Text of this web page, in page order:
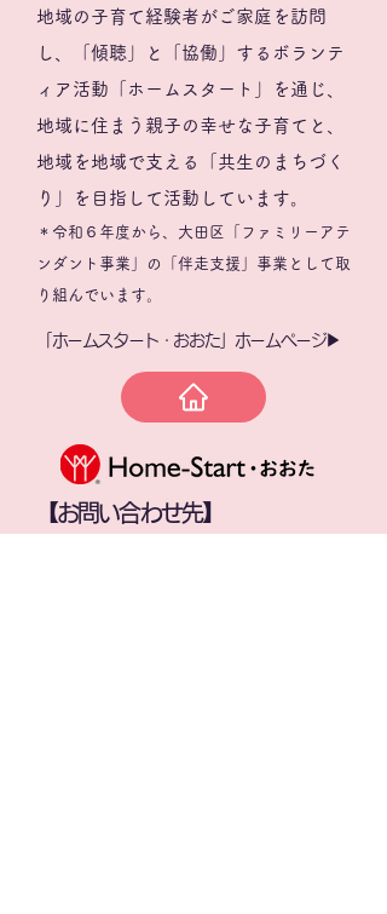
地域の子育て経験者がご家庭を訪問
し、「傾聴」と「協働」するボランテ
ィア活動「ホームスタート」を通じ、
地域に住まう親子の幸せな子育てと、
地域を地域で支える「共生のまちづく
り」を目指して活動しています。
＊令和６年度から、大田区「ファミリーアテ
ンダント事業」の「伴走支援」事業として取
り組んでいます。
「ホームスタート・おおた」ホームページ▶
【お問い合わせ先】